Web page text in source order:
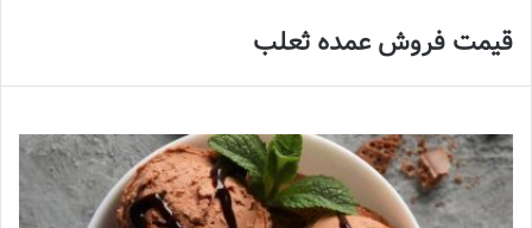
قیمت فروش عمده ثعلب